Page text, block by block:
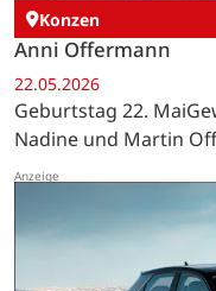
Konzen
Anni Offermann
22.05.2026
Geburtstag 22.
Nadine und Martin